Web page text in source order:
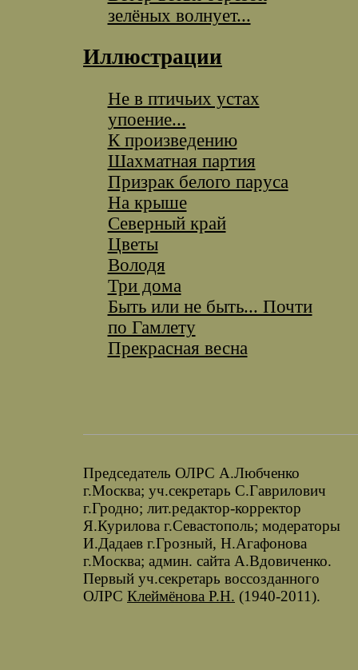
зелёных волнует...
Иллюстрации
Не в птичьих устах
упоение...
К произведению
Шахматная партия
Призрак белого паруса
На крыше
Северный край
Цветы
Володя
Три дома
Быть или не быть... Почти
по Гамлету
Прекрасная весна
Председатель ОЛРС А.Любченко
г.Москва; уч.секретарь С.Гаврилович
г.Гродно; лит.редактор-корректор
Я.Курилова г.Севастополь; модераторы
И.Дадаев г.Грозный, Н.Агафонова
г.Москва; админ. сайта А.Вдовиченко.
Первый уч.секретарь воссозданного
ОЛРС Клеймёнова Р.Н. (1940-2011).